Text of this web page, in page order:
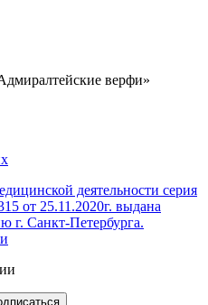
верфи»
деятельности серия
от 25.11.2020г. выдана
г. Санкт-Петербурга.